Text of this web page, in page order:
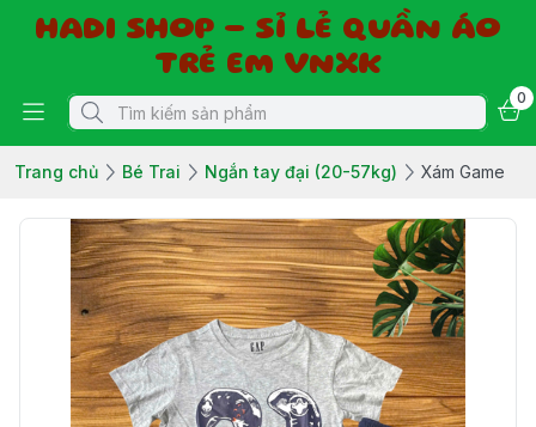
HADI SHOP - SỈ LẺ QUẦN ÁO
TRẺ EM VNXK
0
Trang chủ Bé Trai Ngắn tay đại (20-57kg) Xám Game